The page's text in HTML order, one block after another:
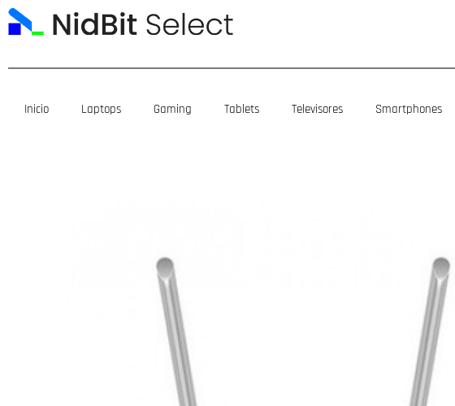
al
Inicio Laptops Gaming Tablets Televisores Smartphones